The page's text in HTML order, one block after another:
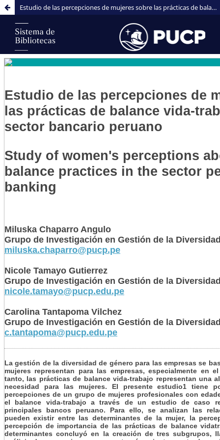
Estudio de las percepciones de mujeres sobre las prácticas de balance vida-trabajo en el sector bancario peruano